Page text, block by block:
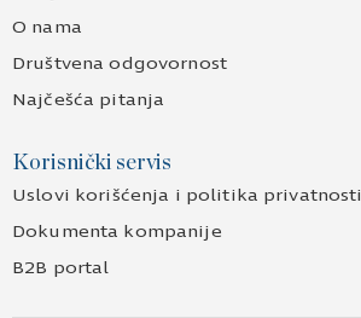
O nama
Društvena odgovornost
Najčešća pitanja
Korisnički servis
Uslovi korišćenja i politika privatnosti
Dokumenta kompanije
B2B portal